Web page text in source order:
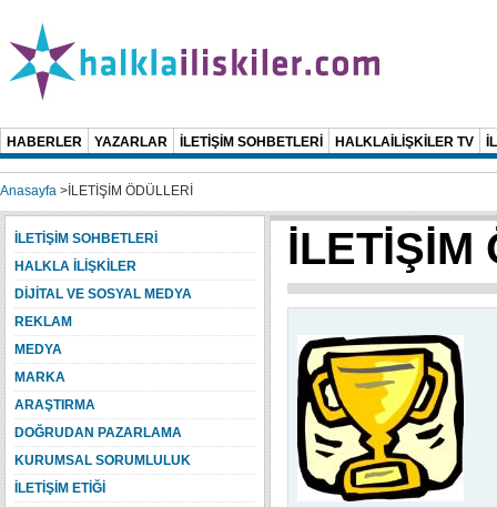
HABERLER YAZARLAR İLETİŞİM SOHBETLERİ HALKLAİLİŞKİLER TV
Anasayfa > İLETİŞİM ÖDÜLLERİ
İLETİŞİM
İLETİŞİM SOHBETLERİ
HALKLA İLİŞKİLER
DİJİTAL VE SOSYAL MEDYA
REKLAM
MEDYA
MARKA
ARAŞTIRMA
DOĞRUDAN PAZARLAMA
KURUMSAL SORUMLULUK
İLETİŞİM ETİĞİ